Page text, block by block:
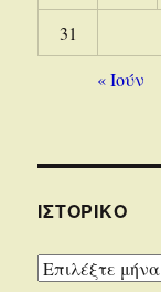
31
« Ιούν
ΙΣΤΟΡΙΚΌ
Ιστορικό